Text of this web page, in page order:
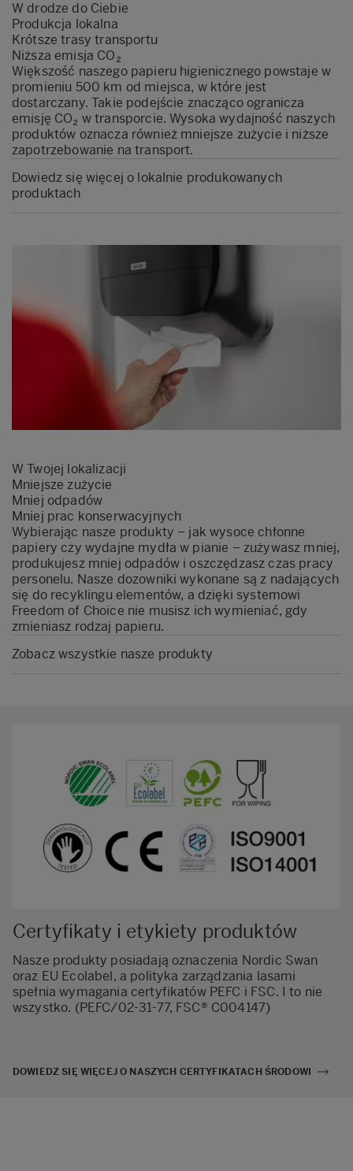
W drodze do Ciebie
Produkcja lokalna
Krótsze trasy transportu
Niższa emisja CO₂
Większość naszego papieru higienicznego powstaje w
promieniu 500 km od miejsca, w które jest
dostarczany. Takie podejście znacząco ogranicza
emisję CO₂ w transporcie. Wysoka wydajność naszych
produktów oznacza również mniejsze zużycie i niższe
zapotrzebowanie na transport.
Dowiedz się więcej o lokalnie produkowanych
produktach
W Twojej lokalizacji
Mniejsze zużycie
Mniej odpadów
Mniej prac konserwacyjnych
Wybierając nasze produkty – jak wysoce chłonne
papiery czy wydajne mydła w pianie – zużywasz mniej,
produkujesz mniej odpadów i oszczędzasz czas pracy
personelu. Nasze dozowniki wykonane są z nadających
się do recyklingu elementów, a dzięki systemowi
Freedom of Choice nie musisz ich wymieniać, gdy
zmieniasz rodzaj papieru.
Zobacz wszystkie nasze produkty
Certyfikaty i etykiety produktów
Nasze produkty posiadają oznaczenia Nordic Swan
oraz EU Ecolabel, a polityka zarządzania lasami
spełnia wymagania certyfikatów PEFC i FSC. I to nie
wszystko. (PEFC/02-31-77, FSC® C004147)
DOWIEDZ SIĘ WIĘCEJ O NASZYCH CERTYFIKATACH ŚRODOWI